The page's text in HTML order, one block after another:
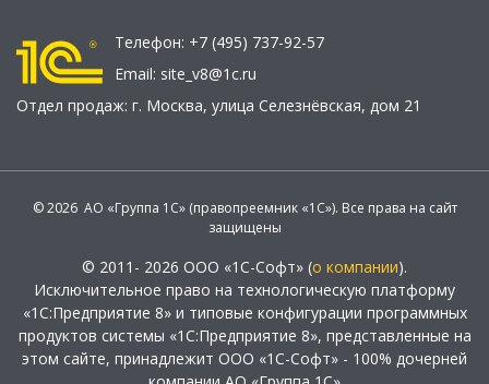
Телефон: +7 (495) 737-92-57
Email: site_v8@1c.ru
Отдел продаж: г. Москва, улица Селезнёвская, дом 21
© 2026 АО «Группа 1С» (правопреемник «1С»). Все права на сайт
защищены
© 2011- 2026 ООО «1С-Софт» (о компании).
Исключительное право на технологическую платформу
«1С:Предприятие 8» и типовые конфигурации программных
продуктов системы «1С:Предприятие 8», представленные на
этом сайте, принадлежит ООО «1С-Софт» - 100% дочерней